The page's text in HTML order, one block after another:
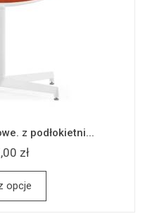
z podłokietni...
zł
opcje